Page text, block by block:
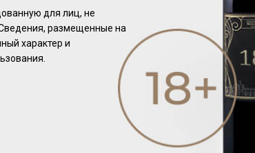
для лиц, не
размещенные на
характер и